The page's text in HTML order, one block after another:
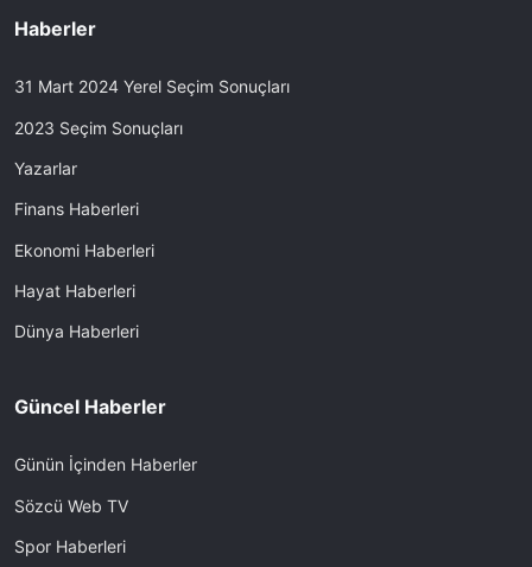
Haberler
31 Mart 2024 Yerel Seçim Sonuçları
2023 Seçim Sonuçları
Yazarlar
Finans Haberleri
Ekonomi Haberleri
Hayat Haberleri
Dünya Haberleri
Güncel Haberler
Günün İçinden Haberler
Sözcü Web TV
Spor Haberleri